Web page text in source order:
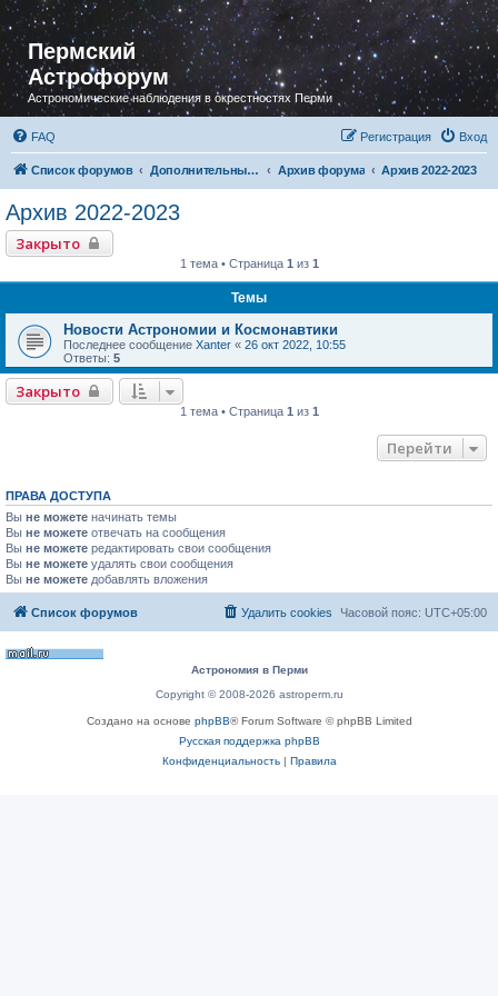
Пермский
Астрофорум
Астрономические наблюдения в окрестностях Перми
FAQ Вход
Регистрация
Список форумов Дополнительный раздел Архив форума Архив 2022-2023
Архив 2022-2023
Закрыто
1 тема • Страница 1 из 1
Темы
Новости Астрономии и Космонавтики
Последнее сообщение Xanter « 26 окт 2022, 10:55
Ответы: 5
Закрыто
1 тема • Страница 1 из 1
Перейти
ПРАВА ДОСТУПА
Вы не можете начинать темы
Вы не можете отвечать на сообщения
Вы не можете редактировать свои сообщения
Вы не можете удалять свои сообщения
Вы не можете добавлять вложения
Список форумов Часовой пояс: UTC+05:00
Удалить cookies
Астрономия в Перми
Copyright © 2008-2026 astroperm.ru
Создано на основе phpBB® Forum Software © phpBB Limited
Русская поддержка phpBB
Конфиденциальность| Правила